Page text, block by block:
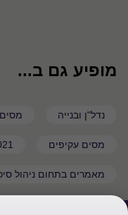
מופיע גם ב...
נדל"ן ובנייה מסים
מסים עקיפים
מאמרים בתחום ניהול